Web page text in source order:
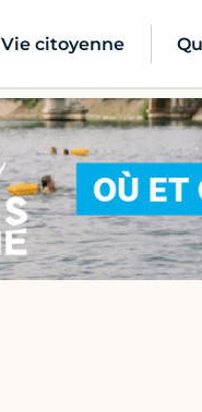
Vie citoyenne